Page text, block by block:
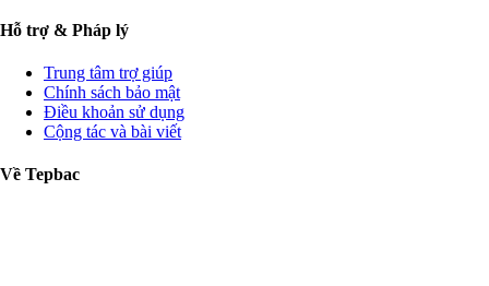
Hỗ trợ & Pháp lý
Trung tâm trợ giúp
Chính sách bảo mật
Điều khoản sử dụng
Cộng tác và bài viết
Về Tepbac